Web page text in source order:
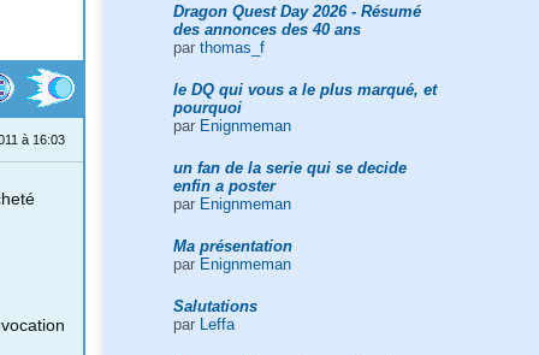
Dragon Quest Day 2026 - Résumé
des annonces des 40 ans
par thomas_f
le DQ qui vous a le plus marqué, et
pourquoi
par Enignmeman
un fan de la serie qui se decide
enfin a poster
par Enignmeman
Ma présentation
par Enignmeman
Salutations
par
Leffa
à 16:03